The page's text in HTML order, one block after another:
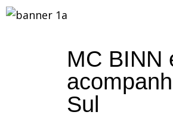
MC BINN
Sul